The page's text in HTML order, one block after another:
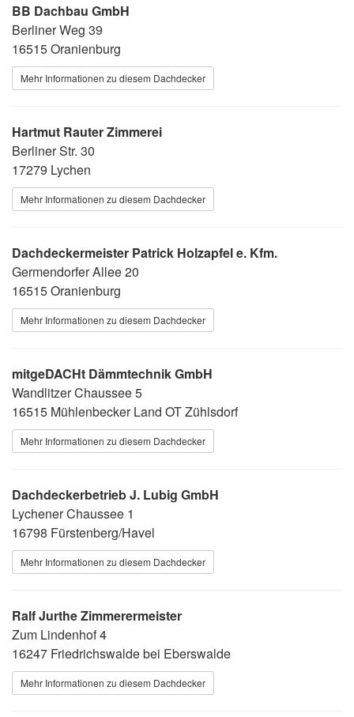
BB Dachbau GmbH
Berliner Weg 39
16515 Oranienburg
Mehr Informationen zu diesem Dachdecker
Hartmut Rauter Zimmerei
Berliner Str. 30
17279 Lychen
Mehr Informationen zu diesem Dachdecker
Dachdeckermeister Patrick Holzapfel e. Kfm.
Germendorfer Allee 20
16515 Oranienburg
Mehr Informationen zu diesem Dachdecker
mitgeDACHt Dämmtechnik GmbH
Wandlitzer Chaussee 5
16515 Mühlenbecker Land OT Zühlsdorf
Mehr Informationen zu diesem Dachdecker
Dachdeckerbetrieb J. Lubig GmbH
Lychener Chaussee 1
16798 Fürstenberg/Havel
Mehr Informationen zu diesem Dachdecker
Ralf Jurthe Zimmerermeister
Zum Lindenhof 4
16247 Friedrichswalde bei Eberswalde
Mehr Informationen zu diesem Dachdecker